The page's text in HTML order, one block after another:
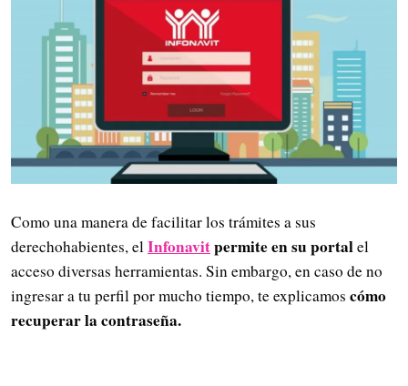
Como una manera de facilitar los trámites a sus
derechohabientes, el Infonavitpermite en su portalel
acceso diversas herramientas. Sin embargo, en caso de no
ingresar a tu perfil por mucho tiempo, te explicamos cómo
recuperar la contraseña.